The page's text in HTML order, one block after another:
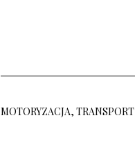
MOTORYZACJA, TRANSPORT